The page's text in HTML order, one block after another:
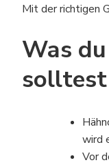
Mit der richtigen
Was
solltest
wird
Vor